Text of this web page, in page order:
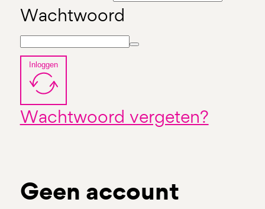
Wachtwoord
Inloggen
Wachtwoord vergeten?
Geen account